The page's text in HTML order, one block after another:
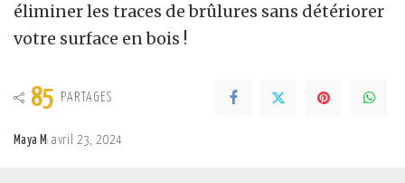
éliminer les traces de brûlures sans détériorer
votre surface en bois !
85 PARTAGES
Posted
Maya M avril 23, 2024